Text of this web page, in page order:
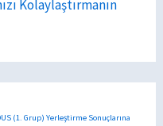
Kolaylaştırmanın
(1. Grup) Yerleştirme Sonuçlarına